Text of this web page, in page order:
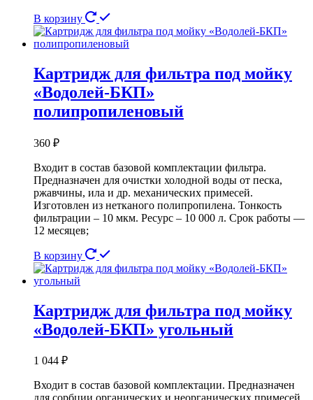
В корзину
Картридж для фильтра под мойку
«Водолей-БКП»
полипропиленовый
360 ₽
Входит в состав базовой комплектации фильтра.
Предназначен для очистки холодной воды от песка,
ржавчины, ила и др. механических примесей.
Изготовлен из нетканого полипропилена. Тонкость
фильтрации – 10 мкм. Ресурс – 10 000 л. Срок работы —
12 месяцев;
В корзину
Картридж для фильтра под мойку
«Водолей-БКП» угольный
1 044 ₽
Входит в состав базовой комплектации. Предназначен